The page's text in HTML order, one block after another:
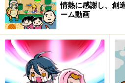
トレーディングカード
ム
基本は、ランダムに表示される
進むボードゲーム。マップにはプ
情熱に感謝し、創
ーム動画